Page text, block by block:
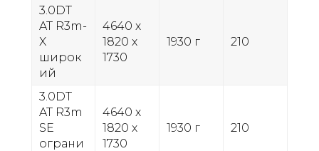
3.0DT
AT R3m-
X
широк
ий
4640 х
1820 х
1730
1930 г 210
3.0DT
AT R3m
SE
ограни
4640 х
1820 х
1730
1930 г 210